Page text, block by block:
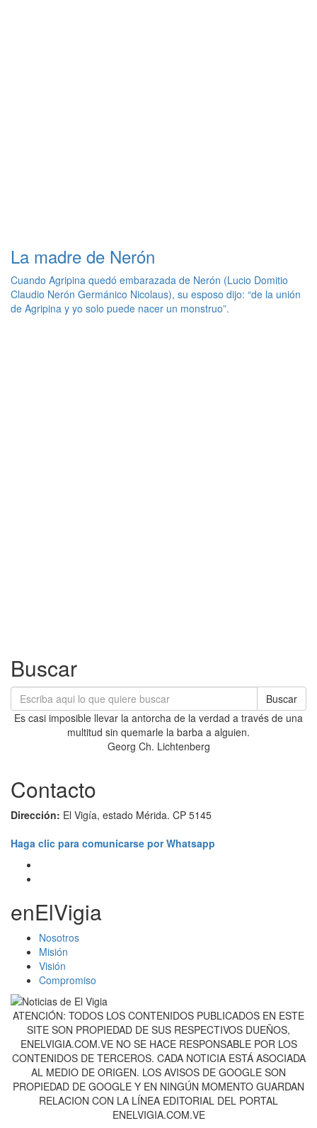
La madre de Nerón
Cuando Agripina quedó embarazada de Nerón (Lucio Domitio
Claudio Nerón Germánico Nicolaus), su esposo dijo: “de la unión
de Agripina y yo solo puede nacer un monstruo”.
Buscar
Buscar
Es casi imposible llevar la antorcha de la verdad a través de una
multitud sin quemarle la barba a alguien.
Georg Ch. Lichtenberg
Contacto
Dirección: El Vigía, estado Mérida. CP 5145
Haga clic para comunicarse por Whatsapp
enElVigia
Nosotros
Misión
Visión
Compromiso
ATENCIÓN: TODOS LOS CONTENIDOS PUBLICADOS EN ESTE
SITE SON PROPIEDAD DE SUS RESPECTIVOS DUEÑOS,
ENELVIGIA.COM.VE NO SE HACE RESPONSABLE POR LOS
CONTENIDOS DE TERCEROS. CADA NOTICIA ESTÁ ASOCIADA
AL MEDIO DE ORIGEN. LOS AVISOS DE GOOGLE SON
PROPIEDAD DE GOOGLE Y EN NINGÚN MOMENTO GUARDAN
RELACION CON LA LÍNEA EDITORIAL DEL PORTAL
ENELVIGIA.COM.VE